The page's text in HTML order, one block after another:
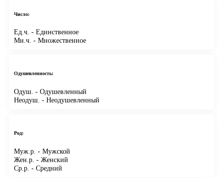
Число:
Ед.ч. - Единственное
Мн.ч. - Множественное
Одушевленность:
Одуш. - Одушевленный
Неодуш. - Неодушевленный
Род:
Муж.р. - Мужской
Жен.р. - Женский
Ср.р. - Средний